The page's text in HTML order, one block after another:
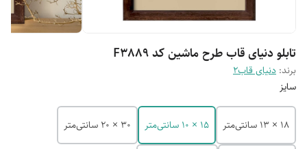
تابلو دنیای قاب طرح ماشین کد F3889
برند: دنیای قاب2
سایز
18 × 13 سانتی‌متر 15 × 10 سانتی‌متر 30 × 20 سانتی‌متر